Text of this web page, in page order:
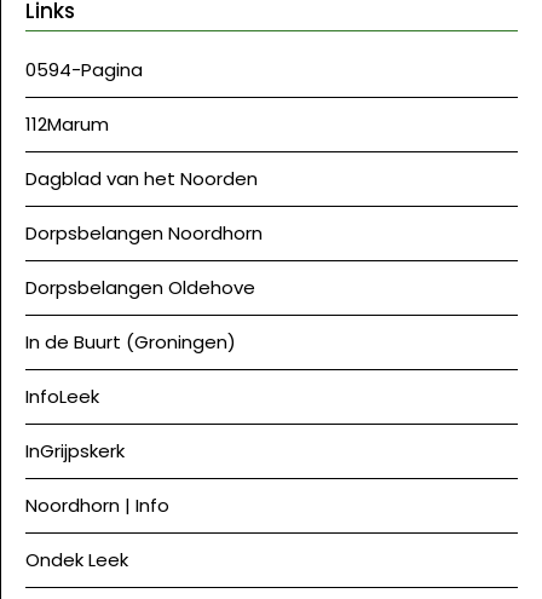
Links
0594-Pagina
112Marum
Dagblad van het Noorden
Dorpsbelangen Noordhorn
Dorpsbelangen Oldehove
In de Buurt (Groningen)
InfoLeek
InGrijpskerk
Noordhorn | Info
Ondek Leek